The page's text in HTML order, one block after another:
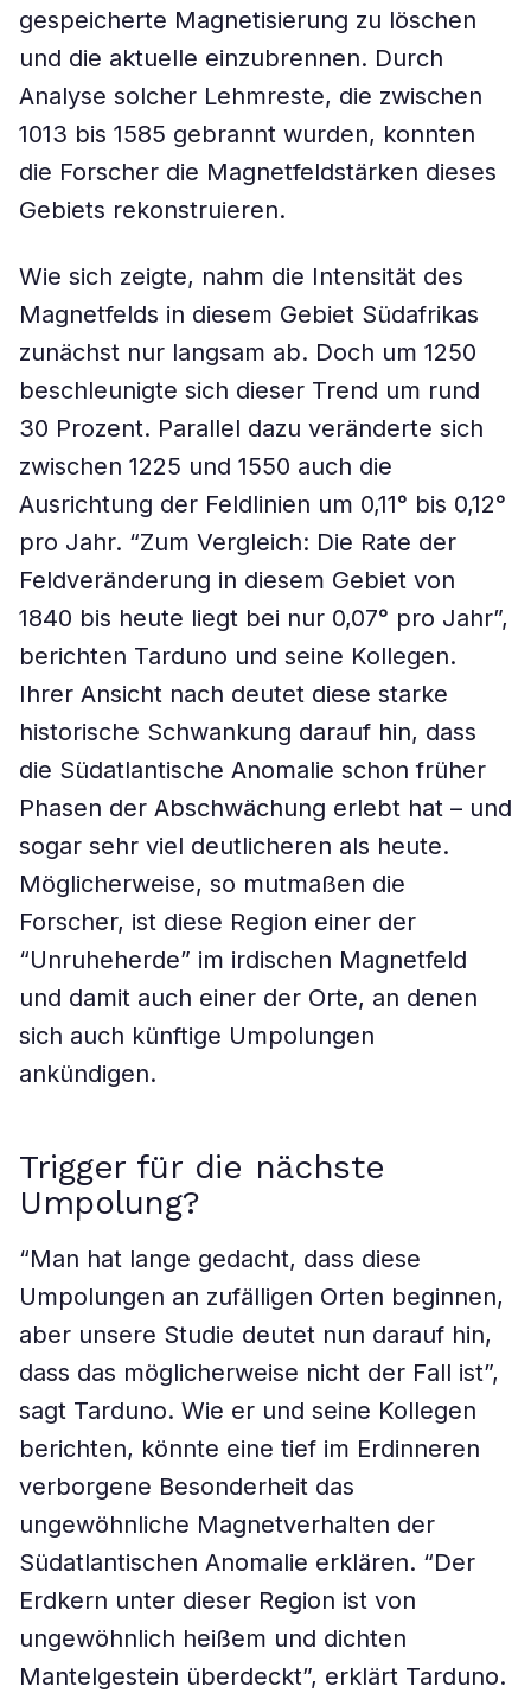
gespeicherte Magnetisierung zu löschen
und die aktuelle einzubrennen. Durch
Analyse solcher Lehmreste, die zwischen
1013 bis 1585 gebrannt wurden, konnten
die Forscher die Magnetfeldstärken dieses
Gebiets rekonstruieren.
Wie sich zeigte, nahm die Intensität des
Magnetfelds in diesem Gebiet Südafrikas
zunächst nur langsam ab. Doch um 1250
beschleunigte sich dieser Trend um rund
30 Prozent. Parallel dazu veränderte sich
zwischen 1225 und 1550 auch die
Ausrichtung der Feldlinien um 0,11° bis 0,12°
pro Jahr. “Zum Vergleich: Die Rate der
Feldveränderung in diesem Gebiet von
1840 bis heute liegt bei nur 0,07° pro Jahr”,
berichten Tarduno und seine Kollegen.
Ihrer Ansicht nach deutet diese starke
historische Schwankung darauf hin, dass
die Südatlantische Anomalie schon früher
Phasen der Abschwächung erlebt hat – und
sogar sehr viel deutlicheren als heute.
Möglicherweise, so mutmaßen die
Forscher, ist diese Region einer der
“Unruheherde” im irdischen Magnetfeld
und damit auch einer der Orte, an denen
sich auch künftige Umpolungen
ankündigen.
Trigger für die nächste
Umpolung?
“Man hat lange gedacht, dass diese
Umpolungen an zufälligen Orten beginnen,
aber unsere Studie deutet nun darauf hin,
dass das möglicherweise nicht der Fall ist”,
sagt Tarduno. Wie er und seine Kollegen
berichten, könnte eine tief im Erdinneren
verborgene Besonderheit das
ungewöhnliche Magnetverhalten der
Südatlantischen Anomalie erklären. “Der
Erdkern unter dieser Region ist von
ungewöhnlich heißem und dichten
Mantelgestein überdeckt”, erklärt Tarduno.